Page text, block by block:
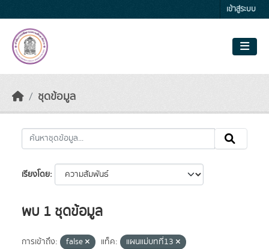
เข้าสู่ระบบ
ชุดข้อมูล
เรียงโดย
พบ 1 ชุดข้อมูล
การเข้าถึง: false แท็ค:
แผนแม่บทที่13